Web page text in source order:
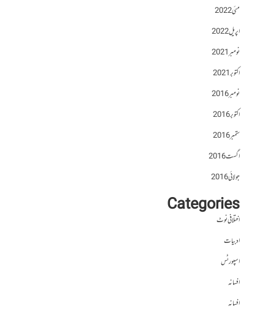
مئی 2022
اپریل 2022
نومبر 2021
اکتوبر 2021
نومبر 2016
اکتوبر 2016
ستمبر 2016
اگست 2016
جولائی 2016
Categories
اختلافی نوٹ
ادبیات
اسپورٹس
افسانہ
افسانہ